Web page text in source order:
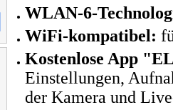
WLAN-6-
WiFi-kompatibel:
Kostenlose App
Einstellungen,
der Kamera und